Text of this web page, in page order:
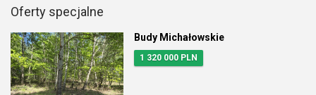
Oferty specjalne
Budy Michałowskie
1 320 000 PLN